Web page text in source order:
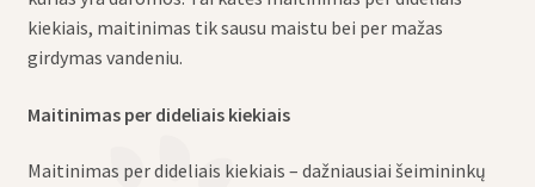
kiekiais, maitinimas tik sausu maistu bei per mažas
girdymas vandeniu.
Maitinimas per dideliais kiekiais
Maitinimas per dideliais kiekiais – dažniausiai šeimininkų